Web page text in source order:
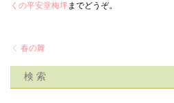
くの平安堂梅坪までどうぞ。
春の舞